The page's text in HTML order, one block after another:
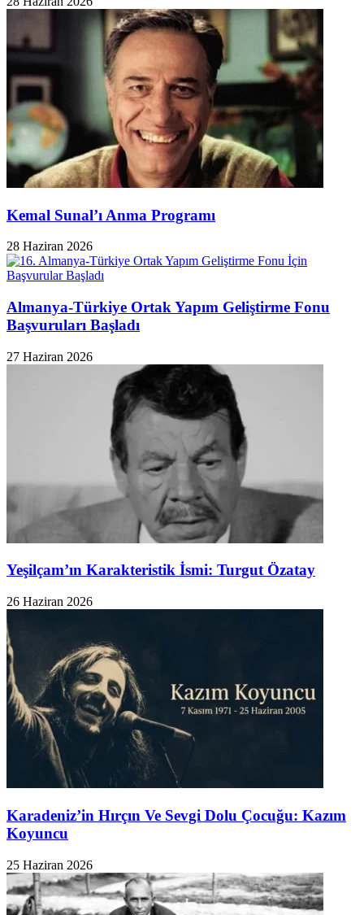
Kemal Sunal’ı Anma Programı
28 Haziran 2026
Almanya-Türkiye Ortak Yapım Geliştirme Fonu
Başvuruları Başladı
27 Haziran 2026
​Yeşilçam’ın Karakteristik İsmi: Turgut Özatay
26 Haziran 2026
Karadeniz’in Hırçın Ve Sevgi Dolu Çocuğu: Kazım
Koyuncu
25 Haziran 2026